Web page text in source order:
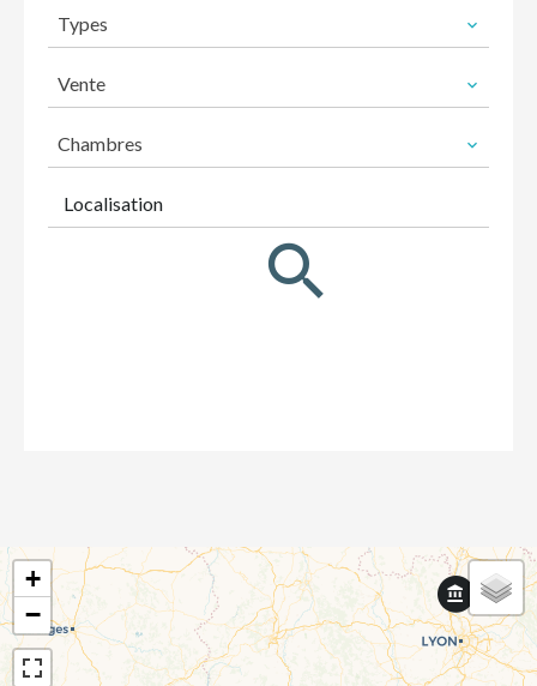
Types
Vente
Chambres
Localisation
+
−